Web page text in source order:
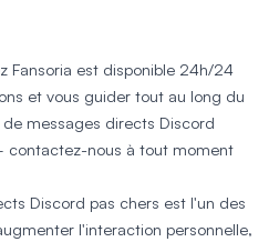
Fansoria est disponible 24h/24
et vous guider tout au long du
messages directs Discord
contactez-nous à tout moment
Discord pas chers est l'un des
l'interaction personnelle,